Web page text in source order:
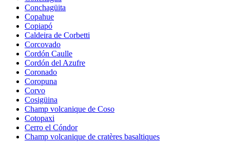
Conchagüita
Copahue
Copiapó
Caldeira de Corbetti
Corcovado
Cordón Caulle
Cordón del Azufre
Coronado
Coropuna
Corvo
Cosigüina
Champ volcanique de Coso
Cotopaxi
Cerro el Cóndor
Champ volcanique de cratères basaltiques